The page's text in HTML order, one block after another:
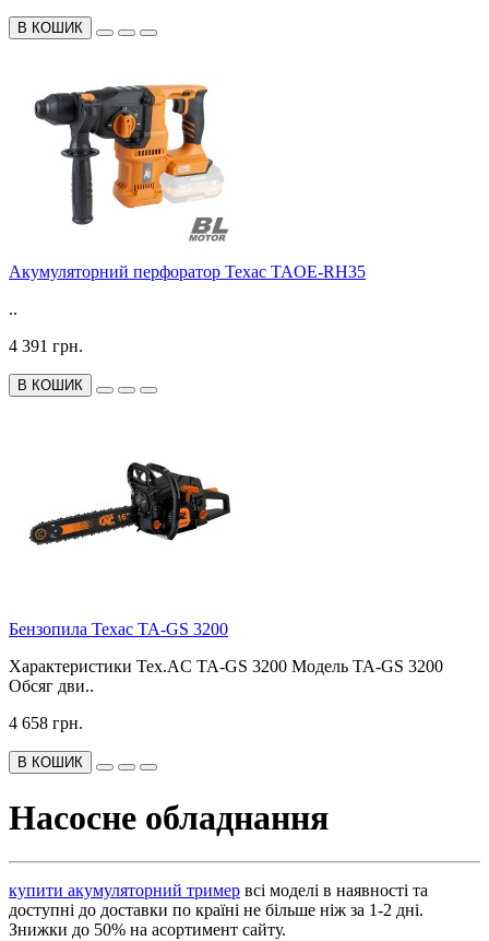
В КОШИК
Акумуляторний перфоратор Техас TAOE-RH35
..
4 391 грн.
В КОШИК
Бензопила Техас TA-GS 3200
Характеристики Tex.AC TA-GS 3200 Модель TA-GS 3200
Обсяг дви..
4 658 грн.
В КОШИК
Насосне обладнання
купити акумуляторний тример всі моделі в наявності та
доступні до доставки по країні не більше ніж за 1-2 дні.
Знижки до 50% на асортимент сайту.